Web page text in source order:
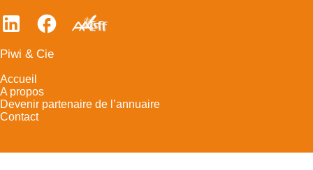
Piwi & Cie
Accueil
A propos
Devenir partenaire de l’annuaire
Contact